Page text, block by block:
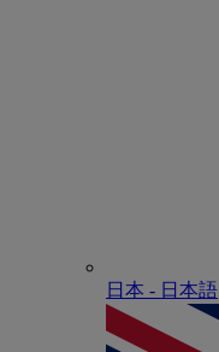
日本 - ⽇本語